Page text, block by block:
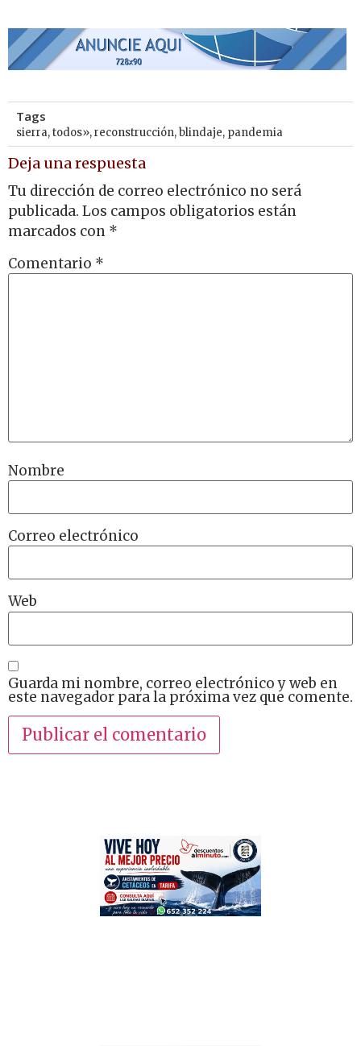
Tags
sierra,todos»,reconstrucción,blindaje, pandemia
Deja una respuesta
Tu dirección de correo electrónico no será
publicada. Los campos obligatorios están
marcados con *
Comentario *
Nombre
Correo electrónico
Web
Guarda mi nombre, correo electrónico y web en
este navegador para la próxima vez que comente.